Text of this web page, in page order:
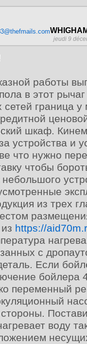
jeudi 9
работы
в этот
граница у
шкаф.
устройства и
что нужно
чтобы
из трех
https://
с
Если
бойлера
переменный
воду